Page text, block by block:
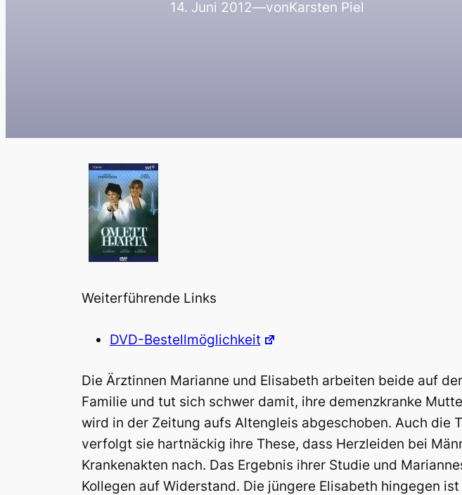
14. Juni 2012—vonKarsten Piel
Weiterführende Links
DVD-Bestellmöglichkeit
Die Ärztinnen Marianne und Elisabeth arbeiten beide auf
Familie und tut sich schwer damit, ihre demenzkranke
wird in der Zeitung aufs Altengleis abgeschoben. Auch die
verfolgt sie hartnäckig ihre These, dass Herzleiden bei
Krankenakten nach. Das Ergebnis ihrer Studie und
Kollegen auf Widerstand. Die jüngere Elisabeth hingegen